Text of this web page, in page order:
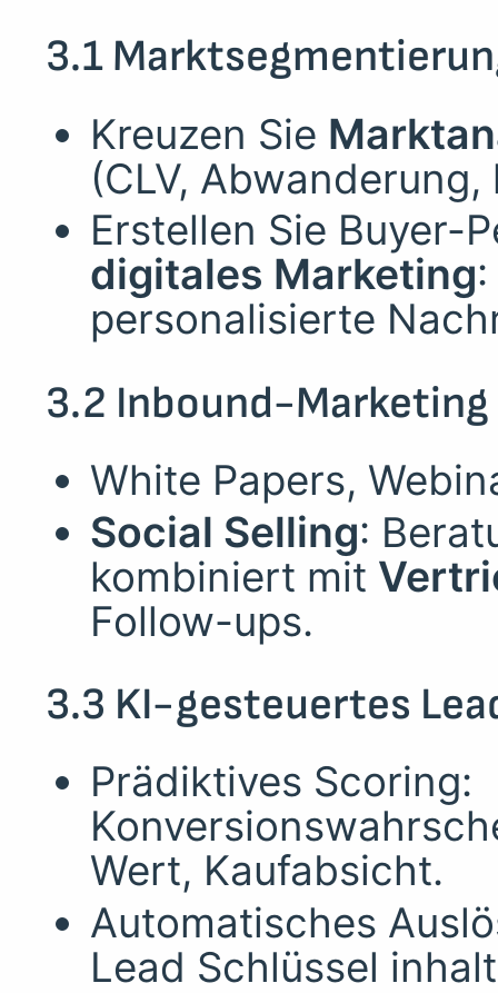
3.1
Kreuzen Sie
(CLV,
Erstellen Sie Buyer-
digitales Marketing
personalisierte
3.2 Inbound-
White Papers,
Social Selling:
kombiniert mit
Follow-ups.
3.3 KI-gesteuertes
Prädiktives Scoring:
Wert, Kaufabsicht.
Automatisches
Lead Schlüssel